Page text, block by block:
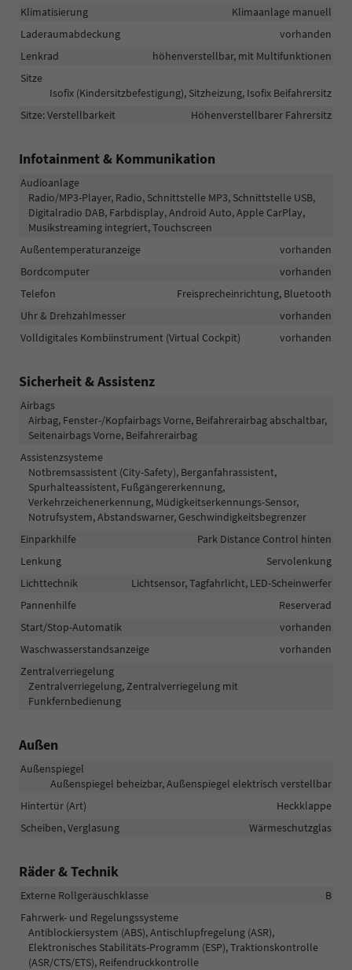
Klimatisierung
Klimaanlage manuell
Laderaumabdeckung
vorhanden
Lenkrad
höhenverstellbar, mit Multifunktionen
Sitze
Isofix (Kindersitzbefestigung), Sitzheizung, Isofix Beifahrersitz
Sitze: Verstellbarkeit
Höhenverstellbarer Fahrersitz
Infotainment & Kommunikation
Audioanlage
Radio/MP3-Player, Radio, Schnittstelle MP3, Schnittstelle USB,
Digitalradio DAB, Farbdisplay, Android Auto, Apple CarPlay,
Musikstreaming integriert, Touchscreen
Außentemperaturanzeige
vorhanden
Bordcomputer
vorhanden
Telefon
Freisprecheinrichtung, Bluetooth
Uhr & Drehzahlmesser
vorhanden
Volldigitales Kombiinstrument (Virtual Cockpit)
vorhanden
Sicherheit & Assistenz
Airbags
Airbag, Fenster-/Kopfairbags Vorne, Beifahrerairbag abschaltbar,
Seitenairbags Vorne, Beifahrerairbag
Assistenzsysteme
Notbremsassistent (City-Safety), Berganfahrassistent,
Spurhalteassistent, Fußgängererkennung,
Verkehrzeichenerkennung, Müdigkeitserkennungs-Sensor,
Notrufsystem, Abstandswarner, Geschwindigkeitsbegrenzer
Einparkhilfe
Park Distance Control hinten
Lenkung
Servolenkung
Lichttechnik
Lichtsensor, Tagfahrlicht, LED-Scheinwerfer
Pannenhilfe
Reserverad
Start/Stop-Automatik
vorhanden
Waschwasserstandsanzeige
vorhanden
Zentralverriegelung
Zentralverriegelung, Zentralverriegelung mit
Funkfernbedienung
Außen
Außenspiegel
Außenspiegel beheizbar, Außenspiegel elektrisch verstellbar
Hintertür (Art)
Heckklappe
Scheiben, Verglasung
Wärmeschutzglas
Räder & Technik
Externe Rollgeräuschklasse
B
Fahrwerk- und Regelungssysteme
Antiblockiersystem (ABS), Antischlupfregelung (ASR),
Elektronisches Stabilitäts-Programm (ESP), Traktionskontrolle
(ASR/CTS/ETS), Reifendruckkontrolle